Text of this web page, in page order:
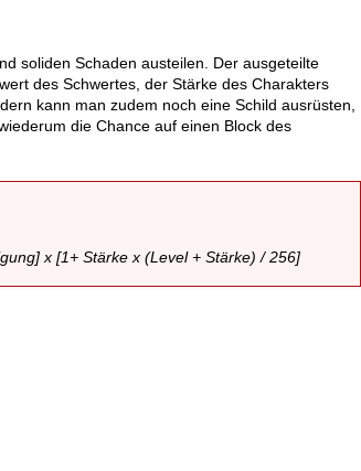
soliden Schaden austeilen. Der ausgeteilte
des Schwertes, der Stärke des Charakters
kann man zudem noch eine Schild ausrüsten,
die Chance auf einen Block des
x [1+ Stärke x (Level + Stärke) / 256]